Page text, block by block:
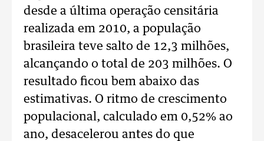
desde a última operação censitária
realizada em 2010, a população
brasileira teve salto de 12,3 milhões,
alcançando o total de 203 milhões. O
resultado ficou bem abaixo das
estimativas. O ritmo de crescimento
populacional, calculado em 0,52% ao
ano, desacelerou antes do que